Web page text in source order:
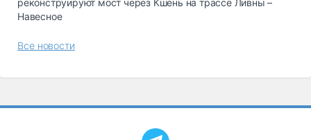
реконструируют мост через Кшень на трассе Ливны –
Навесное
Все новости